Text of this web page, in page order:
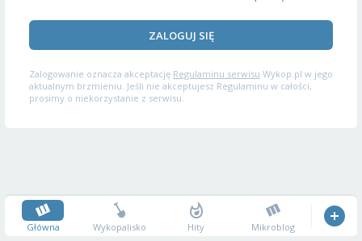
ZALOGUJ SIĘ
Zalogowanie oznacza akceptację Regulaminu serwisu Wykop.pl w jego
aktualnym brzmieniu. Jeśli nie akceptujesz Regulaminu w całości,
prosimy o niekorzystanie z serwisu.
Główna Wykopalisko Hity Mikroblog